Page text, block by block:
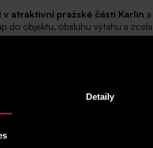
Detaily
v atraktivní pražské části Karlín
do objektu, obsluhu výtahu a zcela
8 – Karlín. Jedná se o klidnou
díky perfektnímu dopravnímu
je zaznamenána i díky